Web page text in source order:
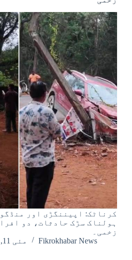
کرناٹک: اپیننگڑی اور
ہولناک سڑک حادثات، دو
زخمی۔
Fikrokhabar News
مئی 11, 2026